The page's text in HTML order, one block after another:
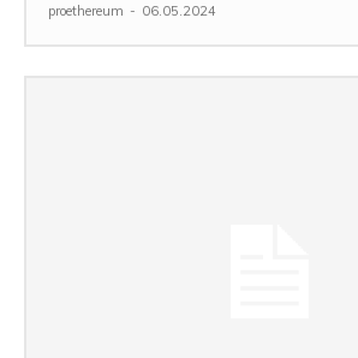
proethereum - 06.05.2024